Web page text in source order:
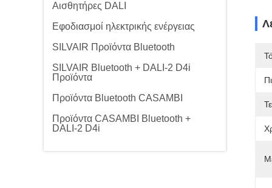
Αισθητήρες DALI
Εφοδιασμοί ηλεκτρικής ενέργειας
SILVAIR Προϊόντα Bluetooth
SILVAIR Bluetooth + DALI-2 D4i
Προϊόντα
Προϊόντα Bluetooth CASAMBI
Προϊόντα CASAMBI Bluetooth +
DALI-2 D4i